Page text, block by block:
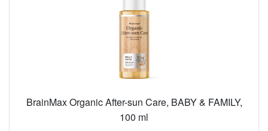
BrainMax Organic After-sun Care, BABY & FAMILY,
100 ml